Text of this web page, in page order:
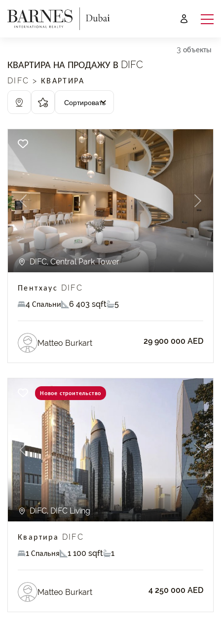
3 объекты
КВАРТИРА НА ПРОДАЖУ В DIFC
DIFC > КВАРТИРА
Сортировать
Previous Next
DIFC, Central Park Tower
Пентхаус DIFC
4 Спальни
6 403 sqft 5
Matteo Burkart 29 900 000 AED
Previous Next
Новое строительство
DIFC, DIFC Living
Квартира DIFC
1 Спальня
1 100 sqft 1
Matteo Burkart 4 250 000 AED